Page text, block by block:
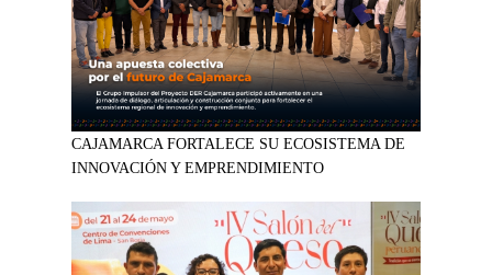
CAJAMARCA FORTALECE SU ECOSISTEMA DE
INNOVACIÓN Y EMPRENDIMIENTO